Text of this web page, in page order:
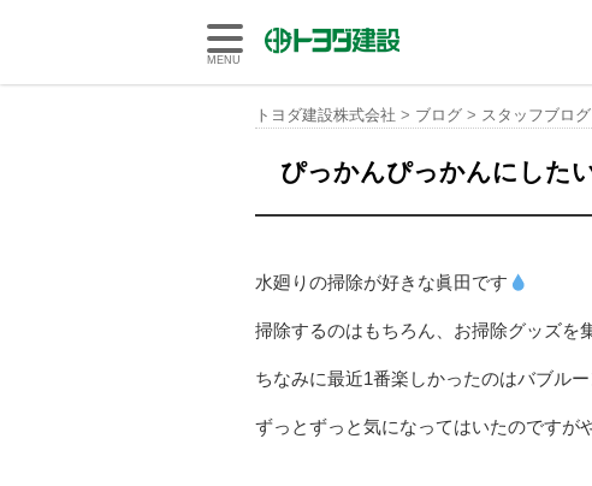
トヨダ建設株式会社
MENU
トヨダ建設株式会社 > ブログ > スタッフブログ
ぴっかんぴっかんにした
水廻りの掃除が好きな眞田です
掃除するのはもちろん、お掃除グッズを
ちなみに最近1番楽しかったのはバブルー
ずっとずっと気になってはいたのですが